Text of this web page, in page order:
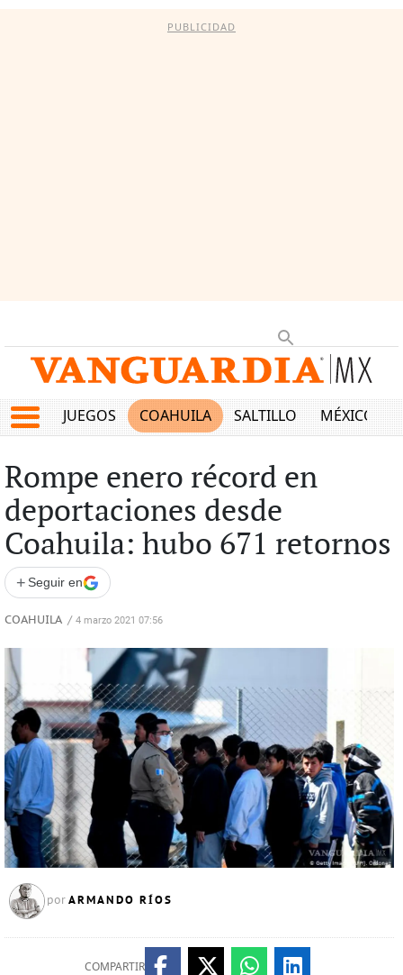
PUBLICIDAD
JUEGOS COAHUILA SALTILLO MÉXICO
Rompe enero récord en
deportaciones desde
Coahuila: hubo 671 retornos
+ Seguir en
COAHUILA / 4 marzo 2021 07:56
por ARMANDO RÍOS
COMPARTIR